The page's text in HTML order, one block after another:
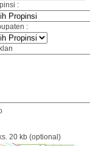
:
:
20 kb (optional)